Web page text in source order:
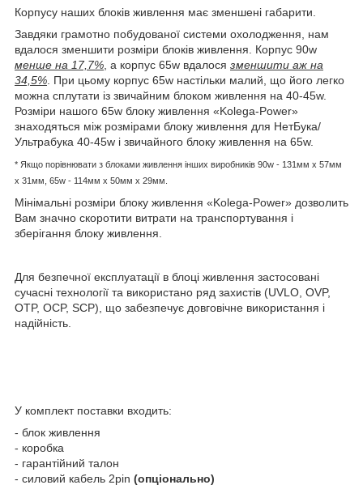
Корпусу наших блоків живлення має зменшені габарити.
Завдяки грамотно побудованої системи охолодження, нам
вдалося зменшити розміри блоків живлення. Корпус 90w
менше на 17,7% , а корпус 65w вдалося зменшити аж на
34,5% . При цьому корпус 65w настільки малий, що його легко
можна сплутати із звичайним блоком живлення на 40-45w.
Розміри нашого 65w блоку живлення «Kolega-Power»
знаходяться між розмірами блоку живлення для НетБука/
Ультрабука 40-45w і звичайного блоку живлення на 65w.
* Якщо порівнювати з блоками живлення інших виробників 90w - 131мм x 57мм
x 31мм, 65w - 114мм х 50мм x 29мм.
Мінімальні розміри блоку живлення «Kolega-Power» дозволить
Вам значно скоротити витрати на транспортування і
зберігання блоку живлення.
Для безпечної експлуатації в блоці живлення застосовані
сучасні технології та використано ряд захистів (UVLO, OVP,
OTP, OCP, SCP), що забезпечує довговічне використання і
надійність.
У комплект поставки входить:
- блок живлення
- коробка
- гарантійний талон
- силовий кабель 2pin (опціонально)